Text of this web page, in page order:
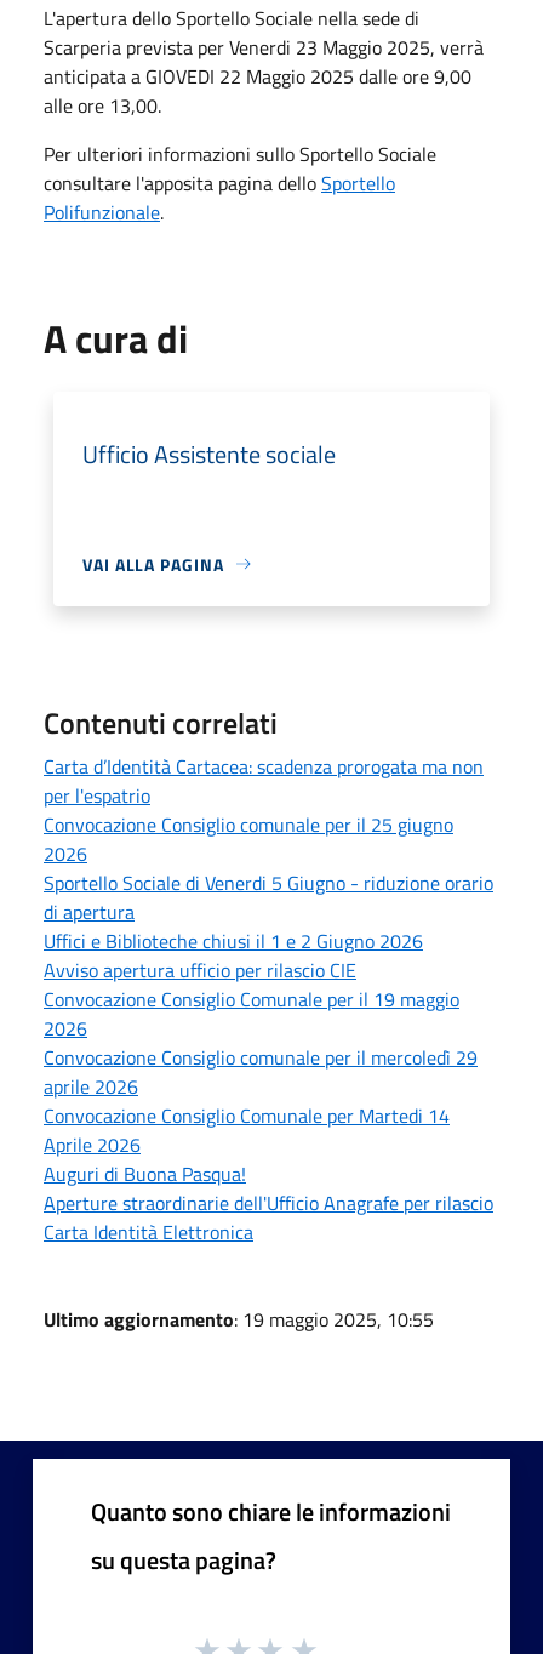
L'apertura dello Sportello Sociale nella sede di
Scarperia prevista per Venerdi 23 Maggio 2025, verrà
anticipata a GIOVEDI 22 Maggio 2025 dalle ore 9,00
alle ore 13,00.
Per ulteriori informazioni sullo Sportello Sociale
consultare l'apposita pagina delloSportello
Polifunzionale.
A cura di
Ufficio Assistente sociale
VAI ALLA PAGINA
Contenuti correlati
Carta d’Identità Cartacea: scadenza prorogata ma non
per l'espatrio
Convocazione Consiglio comunale per il 25 giugno
2026
Sportello Sociale di Venerdi 5 Giugno - riduzione orario
di apertura
Uffici e Biblioteche chiusi il 1 e 2 Giugno 2026
Avviso apertura ufficio per rilascio CIE
Convocazione Consiglio Comunale per il 19 maggio
2026
Convocazione Consiglio comunale per il mercoledì 29
aprile 2026
Convocazione Consiglio Comunale per Martedi 14
Aprile 2026
Auguri di Buona Pasqua!
Aperture straordinarie dell'Ufficio Anagrafe per rilascio
Carta Identità Elettronica
Ultimo aggiornamento: 19 maggio 2025, 10:55
Quanto sono chiare le informazioni
su questa pagina?